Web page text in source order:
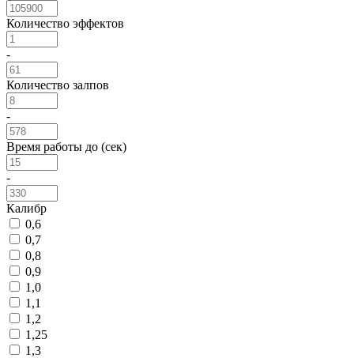
Количество эффектов
-
Количество залпов
-
Время работы до (сек)
-
Калибр
0,6
0,7
0,8
0,9
1,0
1,1
1,2
1,25
1,3